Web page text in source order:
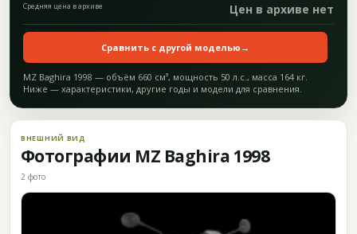
Средняя цена в архиве Цен в архиве нет
Сравнить с другой моделью →
MZ Baghira 1998 — объём 660 см³, мощность 50 л.с., масса 164 кг.
Ниже — характеристики, другие годы и модели для сравнения.
ВНЕШНИЙ ВИД
Фотографии MZ Baghira 1998
2 фото